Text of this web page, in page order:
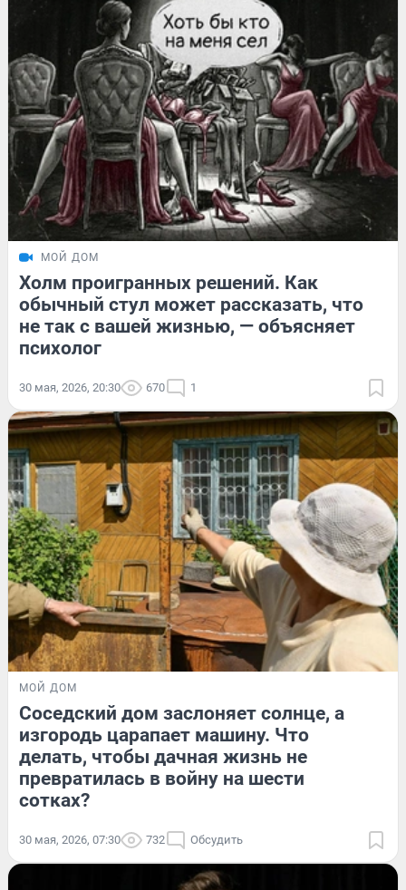
МОЙ ДОМ
Холм проигранных решений. Как
обычный стул может рассказать, что
не так с вашей жизнью, — объясняет
психолог
30 мая, 2026, 20:30 670 1
МОЙ ДОМ
Соседский дом заслоняет солнце, а
изгородь царапает машину. Что
делать, чтобы дачная жизнь не
превратилась в войну на шести
сотках?
30 мая, 2026, 07:30 732 Обсудить